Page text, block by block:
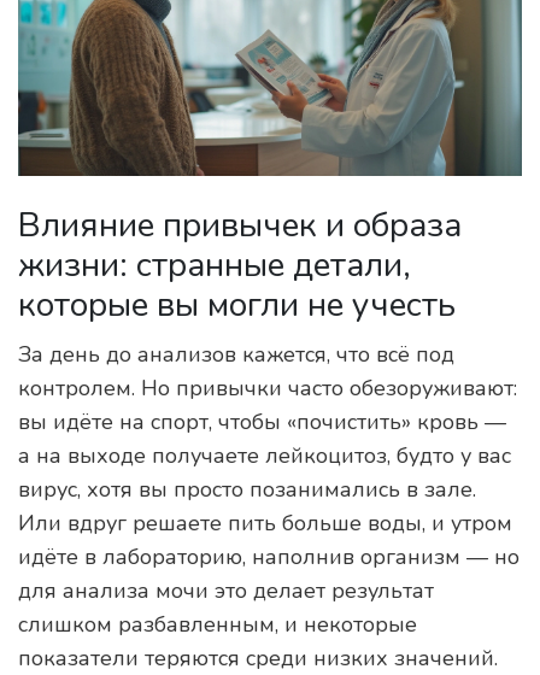
Влияние привычек и образа
жизни: странные детали,
которые вы могли не учесть
За день до анализов кажется, что всё под
контролем. Но привычки часто обезоруживают:
вы идёте на спорт, чтобы «почистить» кровь —
а на выходе получаете лейкоцитоз, будто у вас
вирус, хотя вы просто позанимались в зале.
Или вдруг решаете пить больше воды, и утром
идёте в лабораторию, наполнив организм — но
для анализа мочи это делает результат
слишком разбавленным, и некоторые
показатели теряются среди низких значений.